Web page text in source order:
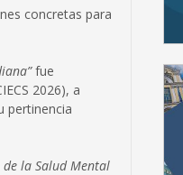
concretas para
fue
2026), a
pertinencia
de la Salud Mental